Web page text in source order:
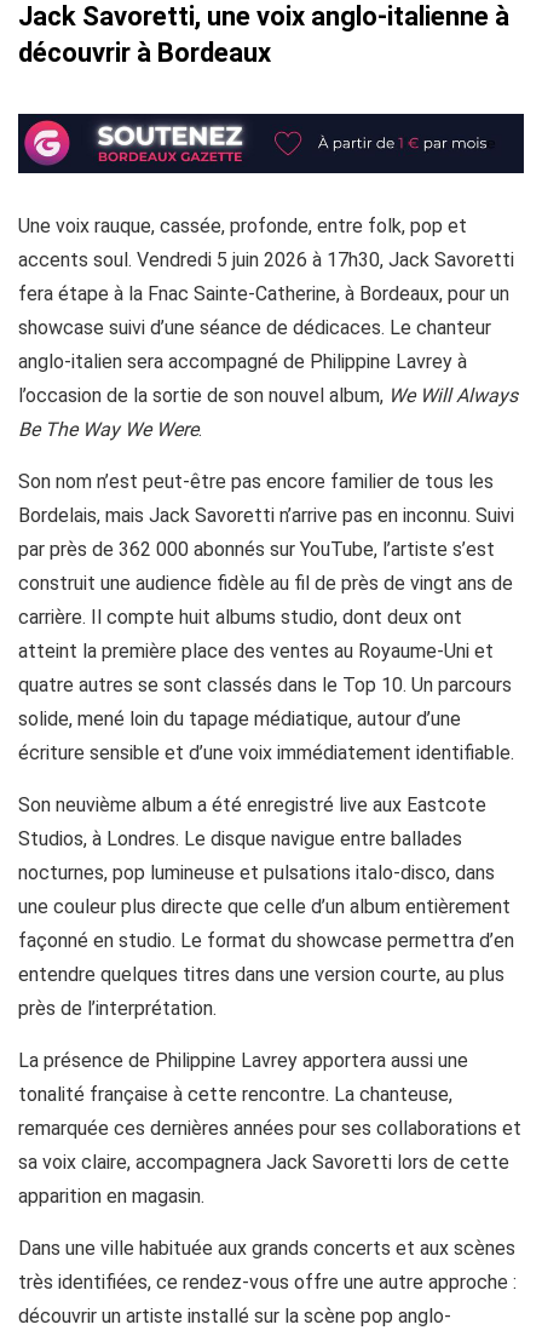
Jack Savoretti, une voix anglo-italienne à
découvrir à Bordeaux
Une voix rauque, cassée, profonde, entre folk, pop et
accents soul. Vendredi 5 juin 2026 à 17h30, Jack Savoretti
fera étape à la Fnac Sainte-Catherine, à Bordeaux, pour un
showcase suivi d’une séance de dédicaces. Le chanteur
anglo-italien sera accompagné de Philippine Lavrey à
l’occasion de la sortie de son nouvel album, We Will Always
Be The Way We Were.
Son nom n’est peut-être pas encore familier de tous les
Bordelais, mais Jack Savoretti n’arrive pas en inconnu. Suivi
par près de 362 000 abonnés sur YouTube, l’artiste s’est
construit une audience fidèle au fil de près de vingt ans de
carrière. Il compte huit albums studio, dont deux ont
atteint la première place des ventes au Royaume-Uni et
quatre autres se sont classés dans le Top 10. Un parcours
solide, mené loin du tapage médiatique, autour d’une
écriture sensible et d’une voix immédiatement identifiable.
Son neuvième album a été enregistré live aux Eastcote
Studios, à Londres. Le disque navigue entre ballades
nocturnes, pop lumineuse et pulsations italo-disco, dans
une couleur plus directe que celle d’un album entièrement
façonné en studio. Le format du showcase permettra d’en
entendre quelques titres dans une version courte, au plus
près de l’interprétation.
La présence de Philippine Lavrey apportera aussi une
tonalité française à cette rencontre. La chanteuse,
remarquée ces dernières années pour ses collaborations et
sa voix claire, accompagnera Jack Savoretti lors de cette
apparition en magasin.
Dans une ville habituée aux grands concerts et aux scènes
très identifiées, ce rendez-vous offre une autre approche :
découvrir un artiste installé sur la scène pop anglo-